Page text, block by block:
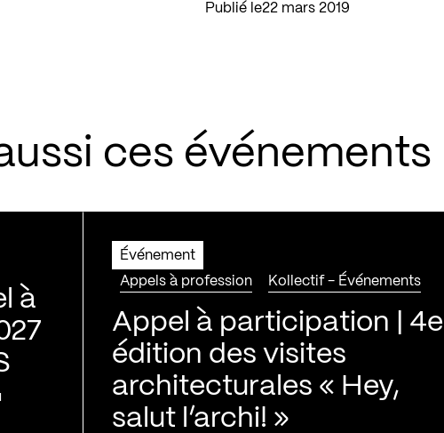
Publié le 22 mars 2019
ces événements
à
Événement
Appels à profession
Kollectif - Événements
Appel à participation | 4e
édition des visites
architecturales « Hey,
salut l’archi! »